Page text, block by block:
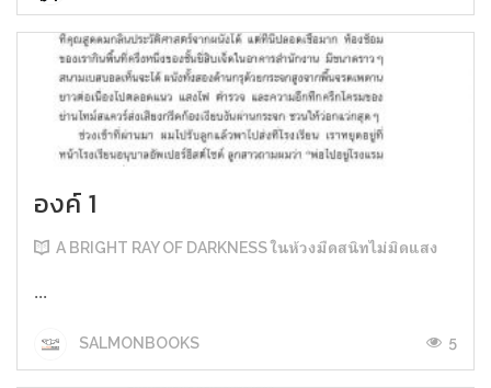
องค์ 1
A BRIGHT RAY OF DARKNESS ในห้วงมืดสนิทไม่มิดแสง
...
SALMONBOOKS 5